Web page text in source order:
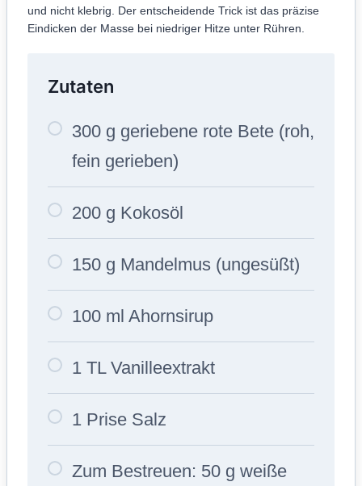
und nicht klebrig. Der entscheidende Trick ist das präzise
Eindicken der Masse bei niedriger Hitze unter Rühren.
Zutaten
300 g geriebene rote Bete (roh,
fein gerieben)
200 g Kokosöl
150 g Mandelmus (ungesüßt)
100 ml Ahornsirup
1 TL Vanilleextrakt
1 Prise Salz
Zum Bestreuen: 50 g weiße